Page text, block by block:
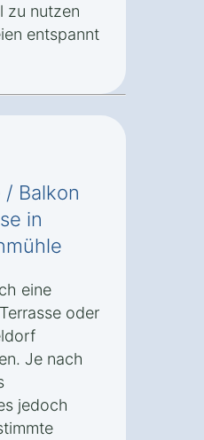
zu nutzen
entspannt
/ Balkon
in
eine
oder
Je nach
jedoch